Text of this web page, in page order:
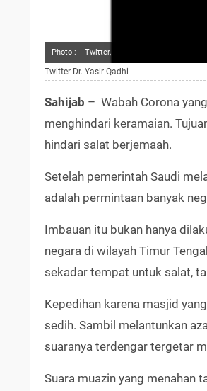
Photo : Twitter,
Twitter Dr. Yasir Qadhi
Sahijab – Wabah Corona
menghindari keramaian.
hindari salat berjemaah.
Setelah pemerintah Saudi
adalah permintaan banyak
Imbauan itu bukan hanya
negara di wilayah Timur
sekadar tempat untuk salat,
Kepedihan karena masjid
sedih. Sambil melantunkan
suaranya terdengar tergetar
Suara muazin yang menahan